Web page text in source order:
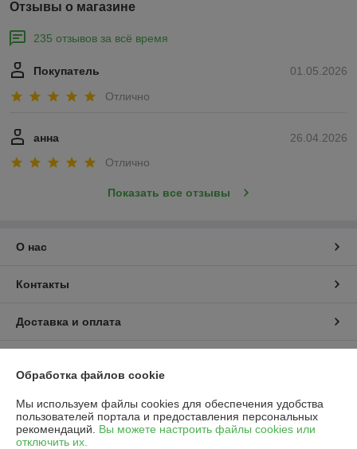
Отзывы о магазине
235 отзывов за всё время
01.05.2026
Покупатель
Отлично
26.04.2026
анна
Отлично
Показать все отзывы
О нас
Контакты
Доставка и оплата
Политика обработки cookies
Обработка файлов cookie
Мы используем файлы cookies для обеспечения удобства
пользователей портала и предоставления персональных
рекомендаций. Вы можете настроить файлы cookies или
отключить их.